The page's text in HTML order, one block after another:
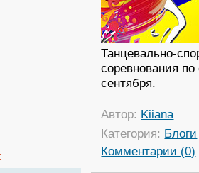
Танцевально-
соревнования
сентября.
Автор: Kiiana
Категория: Блоги
Комментарии (0)